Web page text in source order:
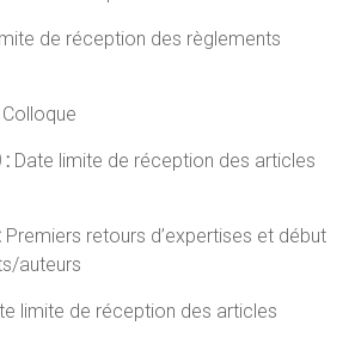
de réception des règlements
Colloque
: Date limite de réception des articles
Premiers retours d’expertises et début
auteurs
limite de réception des articles